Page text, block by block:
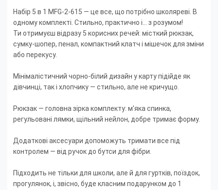
Набір 5 в 1 MFG-2-615 — це все, що потрібно школяреві. В
одному комплекті. Стильно, практично і... з розумом!
Ти отримуєш відразу 5 корисних речей: місткий рюкзак,
сумку-шопер, пенал, компактний клатч і мішечок для зміни
або перекусу.
Мінімалістичний чорно-білий дизайн у карту підійде як
дівчинці, так і хлопчику — стильно, але не кричущо.
Рюкзак — головна зірка комплекту: м'яка спинка,
регульовані лямки, щільний нейлон, добре тримає форму.
Додаткові аксесуари допоможуть тримати все під
контролем — від ручок до бутси для фібри.
Підходить не тільки для школи, але й для гуртків, поїздок,
прогулянок, і, звісно, буде класним подарунком до 1